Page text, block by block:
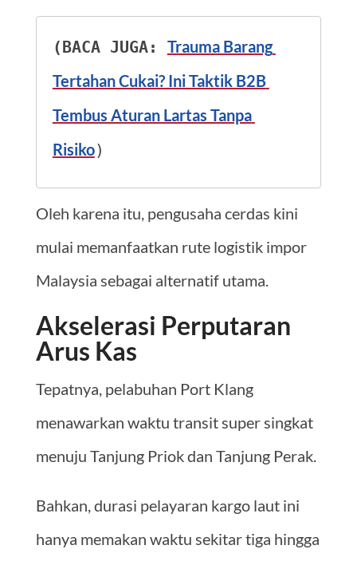
(BACA JUGA: Trauma Barang
Tertahan Cukai? Ini Taktik B2B
Tembus Aturan Lartas Tanpa
Risiko)
Oleh karena itu, pengusaha cerdas kini
mulai memanfaatkan rute logistik impor
Malaysia sebagai alternatif utama.
Akselerasi Perputaran
Arus Kas
Tepatnya, pelabuhan Port Klang
menawarkan waktu transit super singkat
menuju Tanjung Priok dan Tanjung Perak.
Bahkan, durasi pelayaran kargo laut ini
hanya memakan waktu sekitar tiga hingga